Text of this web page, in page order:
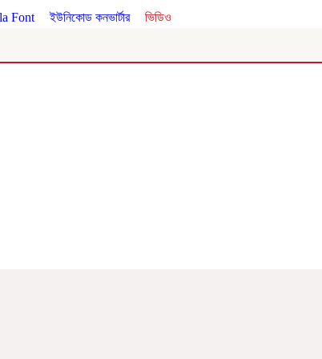
Font ।ইউনিকোড কনভার্টার ভিডিও